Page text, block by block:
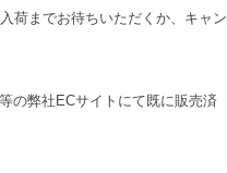
荷までお待ちいただくか、キャン
の弊社ECサイトにて既に販売済